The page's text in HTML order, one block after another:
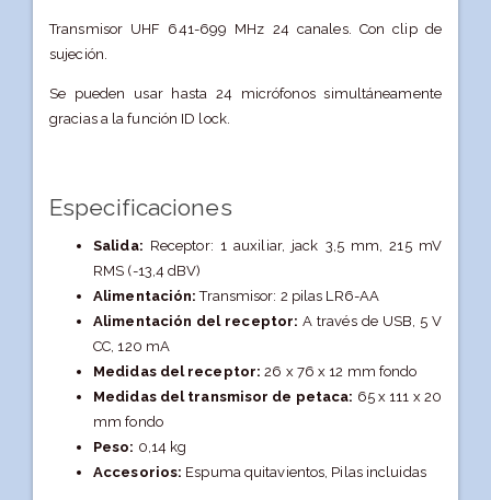
Transmisor UHF 641-699 MHz 24 canales. Con clip de
sujeción.
Se pueden usar hasta 24 micrófonos simultáneamente
gracias a la función ID lock.
Especificaciones
Salida: Receptor: 1 auxiliar, jack 3,5 mm, 215 mV
RMS (-13,4 dBV)
Alimentación: Transmisor: 2 pilas LR6-AA
Alimentación del receptor: A través de USB, 5 V
CC, 120 mA
Medidas del receptor: 26 x 76 x 12 mm fondo
Medidas del transmisor de petaca: 65 x 111 x 20
mm fondo
Peso: 0,14 kg
Accesorios: Espuma quitavientos, Pilas incluidas